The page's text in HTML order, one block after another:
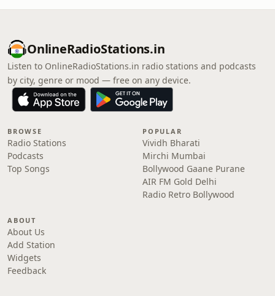
OnlineRadioStations.in
Listen to OnlineRadioStations.in radio stations and podcasts
by city, genre or mood — free on any device.
BROWSE
Radio Stations
Podcasts
Top Songs
POPULAR
Vividh Bharati
Mirchi Mumbai
Bollywood Gaane Purane
AIR FM Gold Delhi
Radio Retro Bollywood
ABOUT
About Us
Add Station
Widgets
Feedback